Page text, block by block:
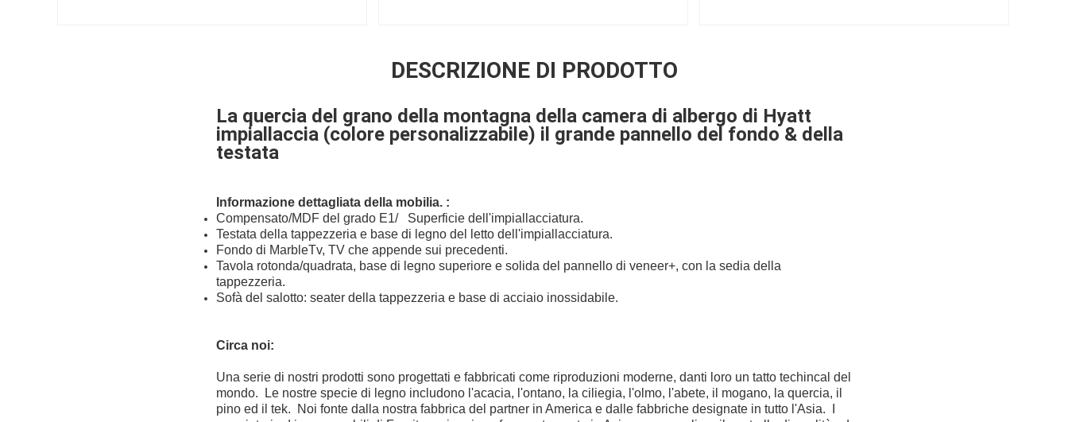
DESCRIZIONE DI PRODOTTO
La quercia del grano della montagna della camera di albergo di Hyatt
impiallaccia (colore personalizzabile) il grande pannello del fondo & della
testata
Informazione dettagliata della mobilia. :
Compensato/MDF del grado E1/ Superficie dell'impiallacciatura.
Testata della tappezzeria e base di legno del letto dell'impiallacciatura.
Fondo di MarbleTv, TV che appende sui precedenti.
Tavola rotonda/quadrata, base di legno superiore e solida del pannello di veneer+, con la sedia della
tappezzeria.
Sofà del salotto: seater della tappezzeria e base di acciaio inossidabile.
Circa noi:
Una serie di nostri prodotti sono progettati e fabbricati come riproduzioni moderne, danti loro un tatto techincal del
mondo. Le nostre specie di legno includono l'acacia, l'ontano, la ciliegia, l'olmo, l'abete, il mogano, la quercia, il
pino ed il tek. Noi fonte dalla nostra fabbrica del partner in America e dalle fabbriche designate in tutto l'Asia. I